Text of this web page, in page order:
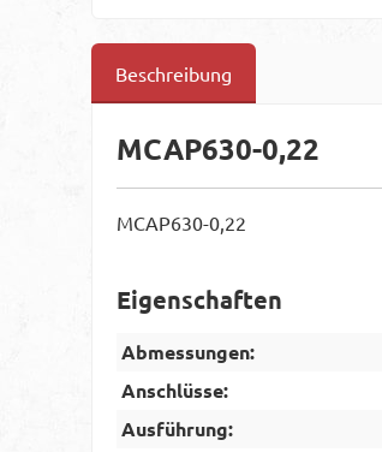
Beschreibung
MCAP630-0,22
MCAP630-0,22
Eigenschaften
Abmessungen:
Anschlüsse:
Ausführung: